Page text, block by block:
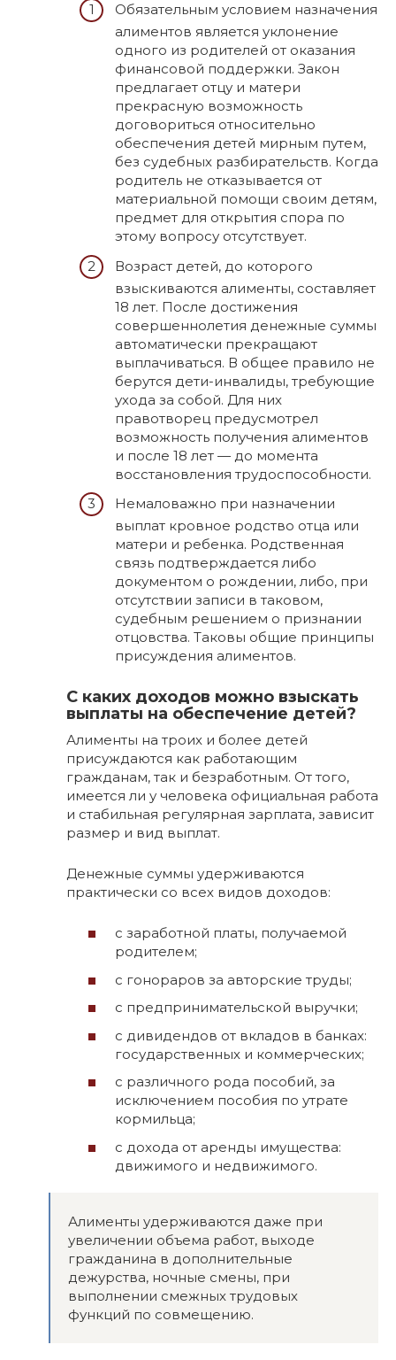
Обязательным условием назначения
алиментов является уклонение
одного из родителей от оказания
финансовой поддержки. Закон
предлагает отцу и матери
прекрасную возможность
договориться относительно
обеспечения детей мирным путем,
без судебных разбирательств. Когда
родитель не отказывается от
материальной помощи своим детям,
предмет для открытия спора по
этому вопросу отсутствует.
Возраст детей, до которого
взыскиваются алименты, составляет
18 лет. После достижения
совершеннолетия денежные суммы
автоматически прекращают
выплачиваться. В общее правило не
берутся дети-инвалиды, требующие
ухода за собой. Для них
правотворец предусмотрел
возможность получения алиментов
и после 18 лет — до момента
восстановления трудоспособности.
Немаловажно при назначении
выплат кровное родство отца или
матери и ребенка. Родственная
связь подтверждается либо
документом о рождении, либо, при
отсутствии записи в таковом,
судебным решением о признании
отцовства. Таковы общие принципы
присуждения алиментов.
С каких доходов можно взыскать
выплаты на обеспечение детей?
Алименты на троих и более детей
присуждаются как работающим
гражданам, так и безработным. От того,
имеется ли у человека официальная работа
и стабильная регулярная зарплата, зависит
размер и вид выплат.
Денежные суммы удерживаются
практически со всех видов доходов:
с заработной платы, получаемой
родителем;
с гонораров за авторские труды;
с предпринимательской выручки;
с дивидендов от вкладов в банках:
государственных и коммерческих;
с различного рода пособий, за
исключением пособия по утрате
кормильца;
с дохода от аренды имущества:
движимого и недвижимого.
Алименты удерживаются даже при
увеличении объема работ, выходе
гражданина в дополнительные
дежурства, ночные смены, при
выполнении смежных трудовых
функций по совмещению.